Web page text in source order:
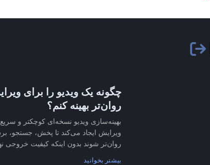
چگونه یک ویدیو را برای
روان‌تر بهینه کنم؟
بهینه‌سازی ویدیو نسخه‌ای کوچکتر و
ویرایش ایجاد می‌کند تا پخش، جستجو،
روان‌تر شوند بدون اینکه کیفیت خروجی
بیشتر بخوانید